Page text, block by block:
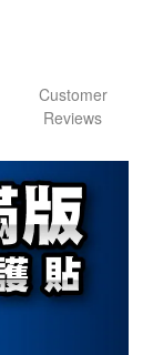
Customer
Reviews